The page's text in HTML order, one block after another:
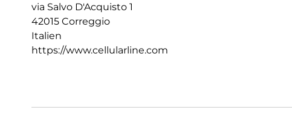
via Salvo D'Acquisto 1
42015 Correggio
Italien
https://www.cellularline.com